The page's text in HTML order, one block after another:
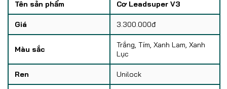
Tên sản phẩm Cơ Leadsuper V3
Giá 3.300.000đ
Màu sắc
Trắng, Tím, Xanh Lam, Xanh
Lục
Ren Unilock